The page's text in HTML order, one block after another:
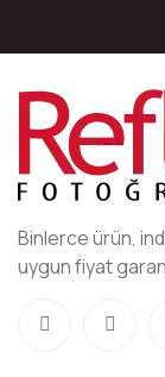
Binlerce ürün,
uygun fiyat